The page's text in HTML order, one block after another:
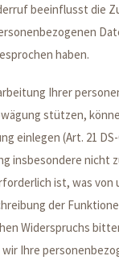
beeinflusst die
haben.
Ihrer
stützen,
einlegen (Art. 21
insbesondere nicht
ist, was von
der
Widerspruchs
Ihre